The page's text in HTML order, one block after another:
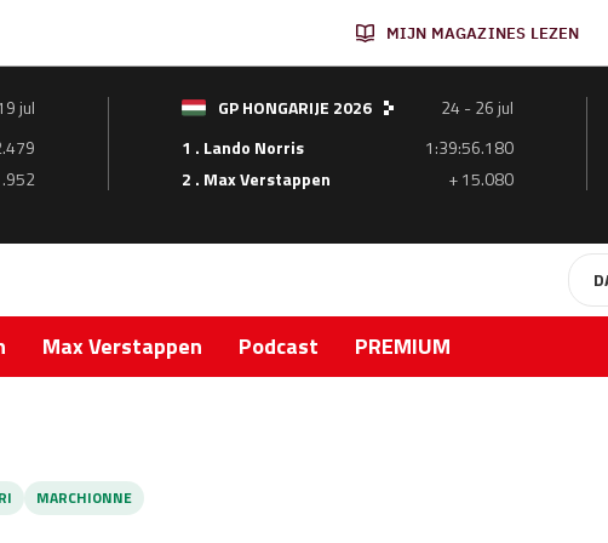
MIJN MAGAZINES LEZEN
jul
GP HONGARIJE 2026
24 - 26 jul
1 . Lando Norris
1:39:56.180
2 . Max Verstappen
+ 15.080
Max Verstappen Podcast PREMIUM
MARCHIONNE